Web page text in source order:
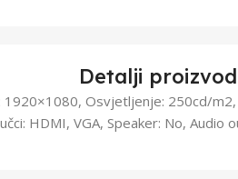
Detalji
1920×1080, Osvjetljenje: 250cd/
HDMI, VGA, Speaker: No, Audio